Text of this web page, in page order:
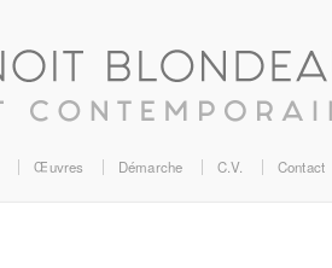
Œuvres Démarche C.V. Contact